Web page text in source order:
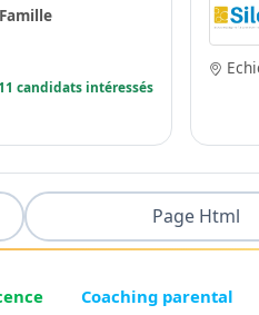
11 candidats intéressés
Page Html
Coaching parental